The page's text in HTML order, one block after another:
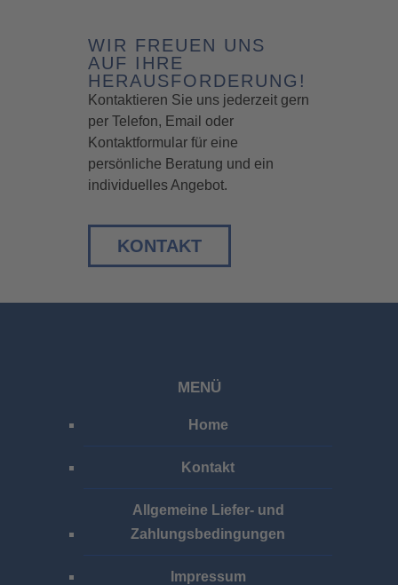
WIR FREUEN UNS
AUF IHRE
HERAUSFORDERUNG!
Kontaktieren Sie uns jederzeit gern
per Telefon, Email oder
Kontaktformular für eine
persönliche Beratung und ein
individuelles Angebot.
KONTAKT
MENÜ
Home
Kontakt
Allgemeine Liefer- und
Zahlungsbedingungen
Impressum